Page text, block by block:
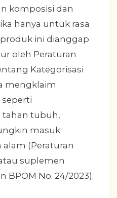
komposisi dan
hanya untuk rasa
ini dianggap
oleh Peraturan
Kategorisasi
mengklaim
tahan tubuh,
masuk
(Peraturan
suplemen
BPOM No. 24/2023).